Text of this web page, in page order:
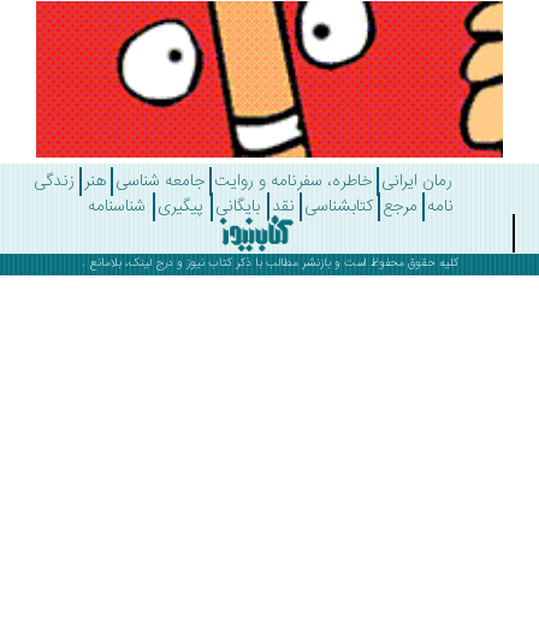
رمان ایرانی خاطره، سفرنامه و روایت جامعه شناسی هنر زندگی
مرجع کتابشناسی نقد بایگانی پیگیری شناسنامه
کلیه حقوق محفوظ است و بازنشر مطالب با ذکرکتاب نیوزو درج لینک، بلامانع .